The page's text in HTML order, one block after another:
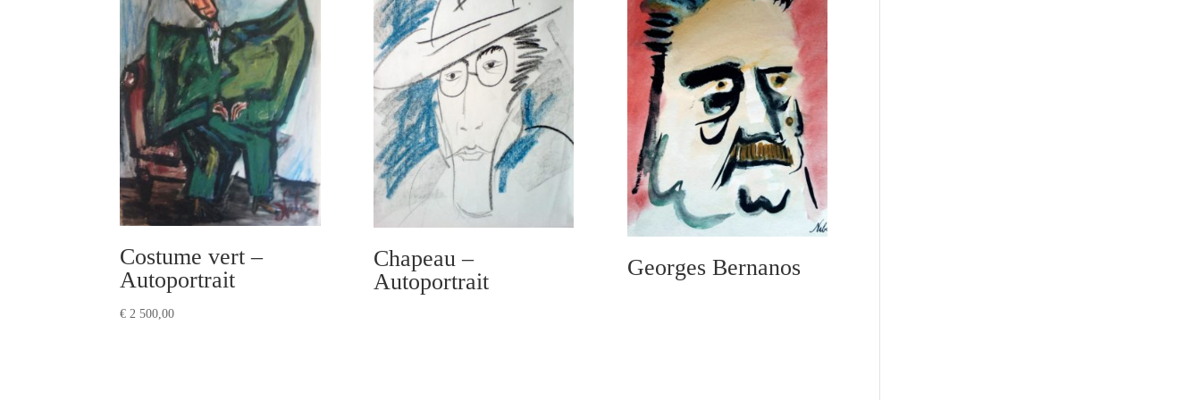
Costume vert –
Autoportrait
€ 2 500,00
Chapeau –
Autoportrait
Georges Bernanos